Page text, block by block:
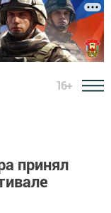
16+
принял